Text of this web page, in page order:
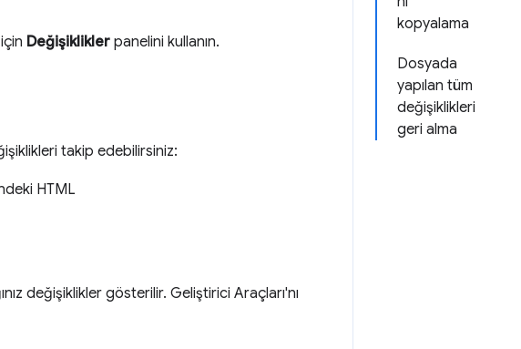
kopyalama
Dosyada
yapılan tüm
değişiklikleri
geri alma
Değişiklikler panelini kullanın.
takip edebilirsiniz:
HTML
değişiklikler gösterilir. Geliştirici Araçları'nı